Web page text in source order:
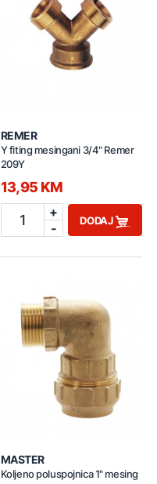
REMER
Y fiting mesingani 3/4" Remer
209Y
13,95 KM
1
+
-
DODAJ
MASTER
Koljeno poluspojnica 1" mesing